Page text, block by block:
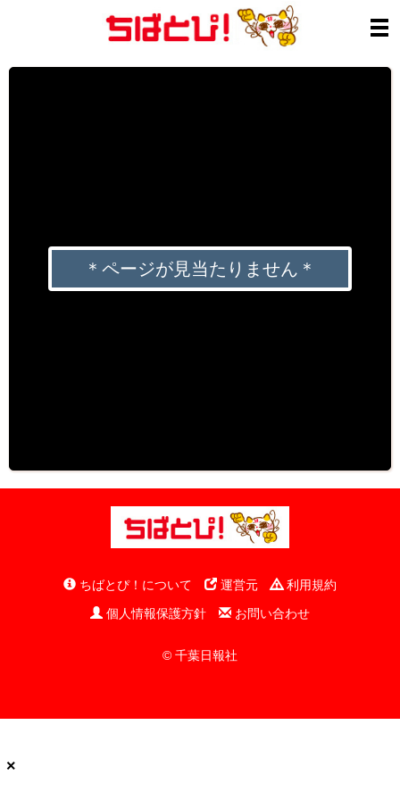
＊ページが見当たりません＊
ちばとぴ！について 運営元
利用規約
個人情報保護方針
お問い合わせ
© 千葉日報社
×